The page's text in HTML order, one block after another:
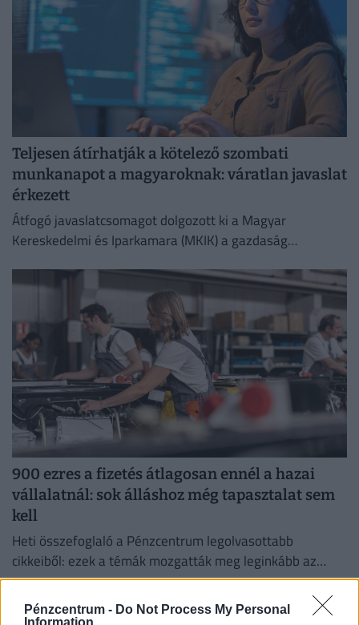
Pénzcentrum - Do Not Process My Personal
Information
Teljesen átírhatják a kötelező szombati
munkanapot a magyaroknak: váratlan javaslat
érkezett
Átfogó javaslatcsomagot dolgozott ki a Magyar
Kereskedelmi és Iparkamara (MKIK) a gazdaság
kezelése érdekében.
900 ezres a fizetés átlagosan ennél a hazai
vállalatnál: sok álláshoz még tapasztalat sem
kell
Heti összefoglaló a Pénzcentrum legolvasottabb
cikkeiből: ezek a témák mozgatták meg leginkább az
olvasókat.